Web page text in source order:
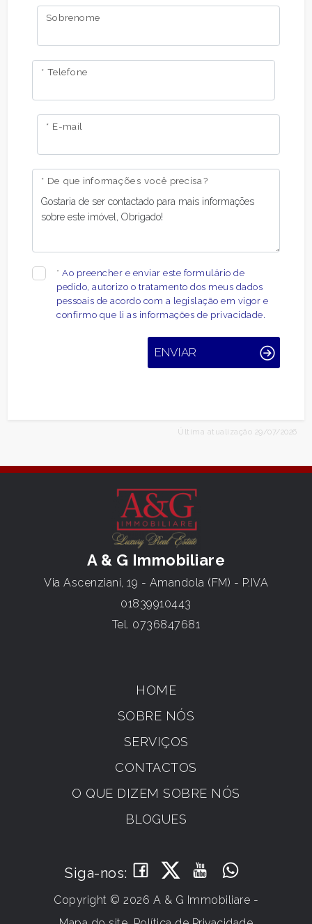
Sobrenome
* Telefone
* E-mail
* De que informações você precisa?
*Ao preencher e enviar este formulário de
pedido, autorizo ​​o tratamento dos meus dados
pessoais de acordo com a legislação em vigor e
confirmo que li as informações de privacidade.
ENVIAR
Última atualização 29/07/2026
A & G Immobiliare
Via Ascenziani, 19 - Amandola (FM) - P.IVA
01839910443
Tel. 0736847681
HOME
SOBRE NÓS
SERVIÇOS
CONTACTOS
O QUE DIZEM SOBRE NÓS
BLOGUES
Siga-nos:
Copyright © 2026 A & G Immobiliare -